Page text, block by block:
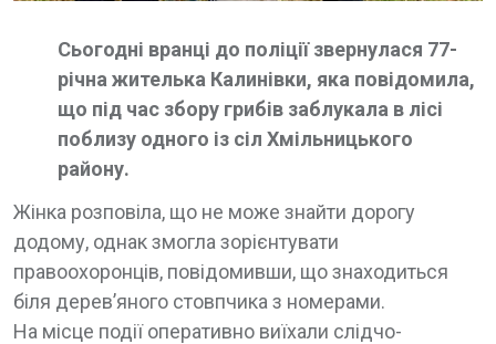
Сьогодні вранці до поліції звернулася 77-
річна жителька Калинівки, яка повідомила,
що під час збору грибів заблукала в лісі
поблизу одного із сіл Хмільницького
району.
Жінка розповіла, що не може знайти дорогу
додому, однак змогла зорієнтувати
правоохоронців, повідомивши, що знаходиться
біля дерев’яного стовпчика з номерами.
На місце події оперативно виїхали слідчо-